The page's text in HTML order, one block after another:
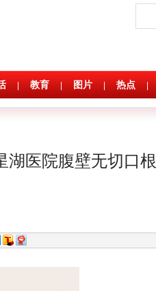
教育 图片 热点
湖医院腹壁无切口根